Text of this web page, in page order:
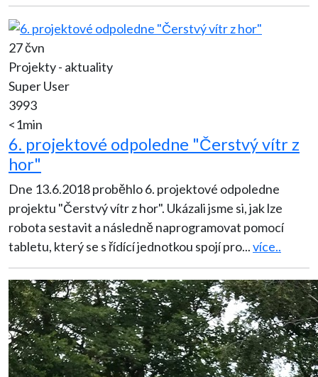
27 čvn
Projekty - aktuality
Super User
3993
<1min
6. projektové odpoledne "Čerstvý vítr z
hor"
Dne 13.6.2018 proběhlo 6. projektové odpoledne
projektu "Čerstvý vítr z hor". Ukázali jsme si, jak lze
robota sestavit a následně naprogramovat pomocí
tabletu, který se s řídící jednotkou spojí pro...více..